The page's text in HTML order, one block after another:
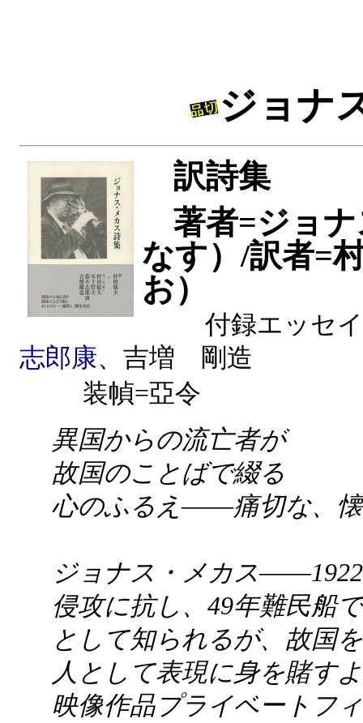
ジョナ
訳詩集
著者=ジョ
なす）/訳者=
お）
付録エッセ
志郎康、吉増 剛造
装幀=亞令
異国からの流亡者が
故国のことばで綴る
心のふるえ――痛切な、
ジョナス・メカス
侵攻に抗し、49年難民船
として知られるが、故国
人として表現に身を賭す
映像作品プライベートフ